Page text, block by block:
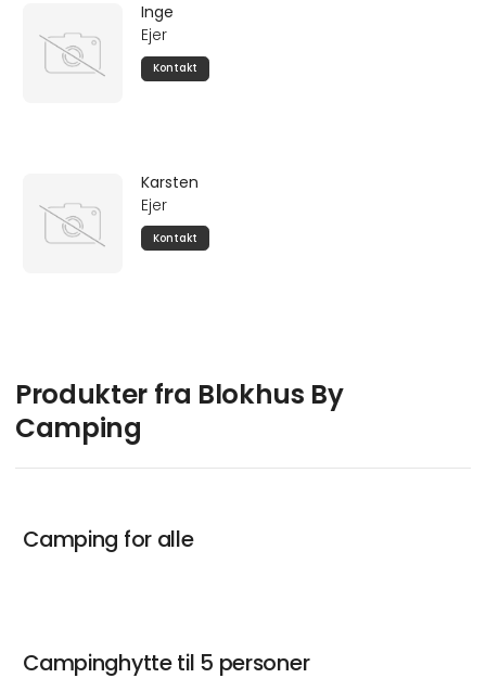
Inge
Ejer
Kontakt
Karsten
Ejer
Kontakt
Produkter fra Blokhus By
Camping
Camping for alle
Campinghytte til 5 personer